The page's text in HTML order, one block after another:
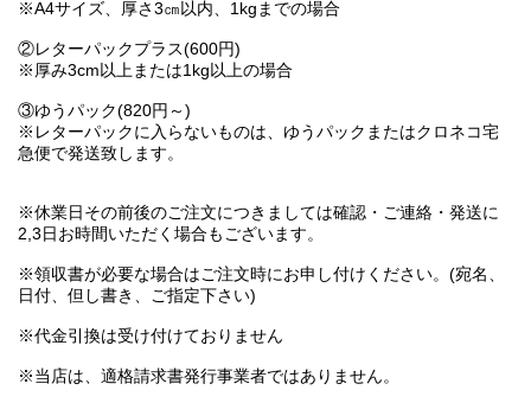
※A4サイズ、厚さ3㎝以内、1kgまでの場合
②レターパックプラス(600円)
※厚み3cm以上または1kg以上の場合
③ゆうパック(820円～)
※レターパックに入らないものは、ゆうパックまたはクロネコ宅
急便で発送致します。
※休業日その前後のご注文につきましては確認・ご連絡・発送に
2,3日お時間いただく場合もございます。
※領収書が必要な場合はご注文時にお申し付けください。(宛名、
日付、但し書き、ご指定下さい)
※代金引換は受け付けておりません
※当店は、適格請求書発行事業者ではありません。